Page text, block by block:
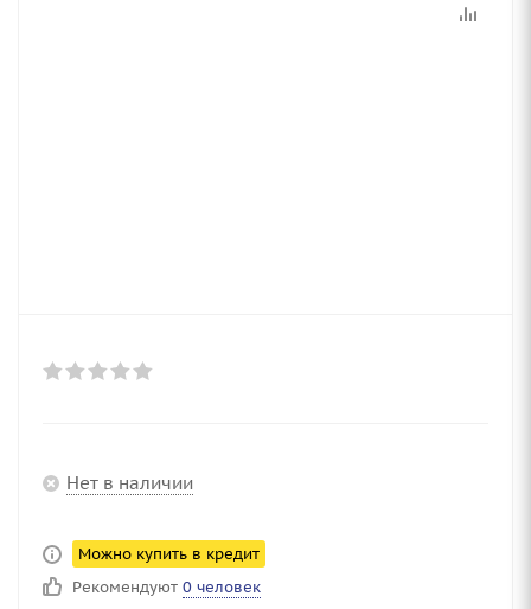
Нет в наличии
Можно купить в кредит
Рекомендуют 0 человек